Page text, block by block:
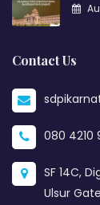
Contact Us
080 4210
SF 14C,
Ulsur